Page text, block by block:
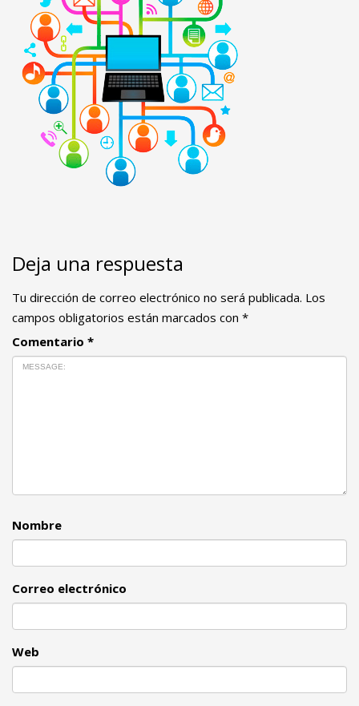
Deja una respuesta
Tu dirección de correo electrónico no será publicada. Los
campos obligatorios están marcados con *
Comentario *
Nombre
Correo electrónico
Web